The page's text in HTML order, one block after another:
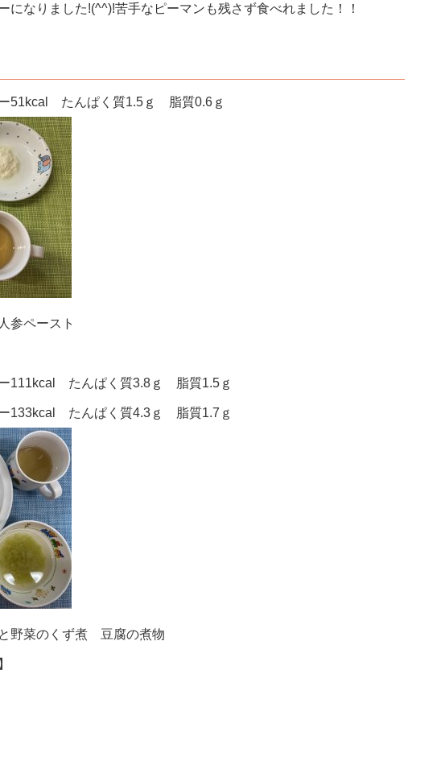
になりました!(^^)!苦手なピーマンも残さず食べれました！！
ー51kcal たんぱく質1.5ｇ 脂質0.6ｇ
ペースト
ー111kcal たんぱく質3.8ｇ 脂質1.5ｇ
ー133kcal たんぱく質4.3ｇ 脂質1.7ｇ
野菜のくず煮 豆腐の煮物